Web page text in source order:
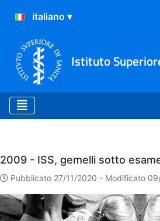
Istituto
Eventi
2009 - ISS, gemelli sotto
Pubblicato 27/11/2020 - Modificato